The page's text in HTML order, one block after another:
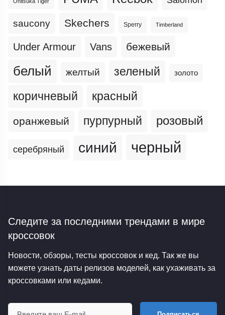
saucony Skechers Sperry Timberland
Under Armour Vans бежевый
белый желтый зеленый золото
коричневый красный
оранжевый пурпурный розовый
серебряный синий черный
Следите за последними трендами в мире
кроссовок
Новости, обзоры, тесты кроссовок и кед. Так же вы
можете узнать даты релизов моделей, как ухаживать за
кроссовками или кедами.